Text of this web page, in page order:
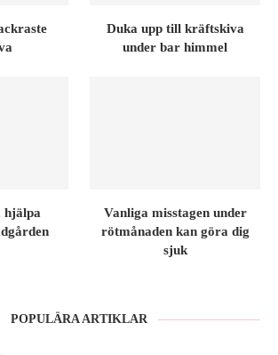
Duka upp till kräftskiva
under bar himmel
hjälpa
Vanliga misstagen under
rötmånaden kan göra dig
sjuk
POPULÄRA ARTIKLAR